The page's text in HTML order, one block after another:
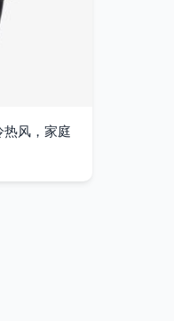
风，家庭